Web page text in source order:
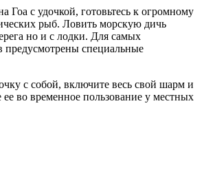
Гоа с удочкой, готовьтесь к огромному
рыб. Ловить морскую дичь
но и с лодки. Для самых
предусмотрены специальные
с собой, включите весь свой шарм и
во временное пользование у местных